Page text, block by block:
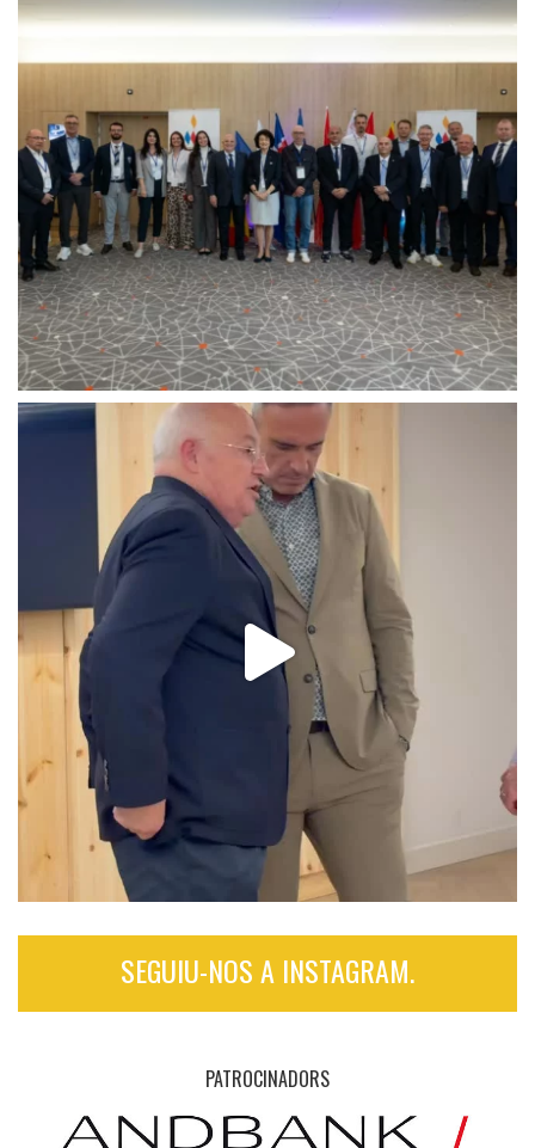
SEGUIU-NOS A INSTAGRAM.
PATROCINADORS